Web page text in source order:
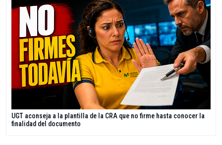
UGT aconseja a la plantilla de la CRA que no firme hasta conocer la
finalidad del documento